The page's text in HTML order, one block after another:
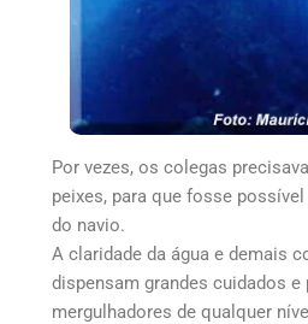
Por vezes, os colegas
peixes, para que fosse
do navio.
A claridade da água e demais
dispensam grandes cuidados e
mergulhadores de qualquer